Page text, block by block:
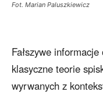
Fot. Marian Paluszkiewicz
Fałszywe
klasyczne teorie
wyrwanych z